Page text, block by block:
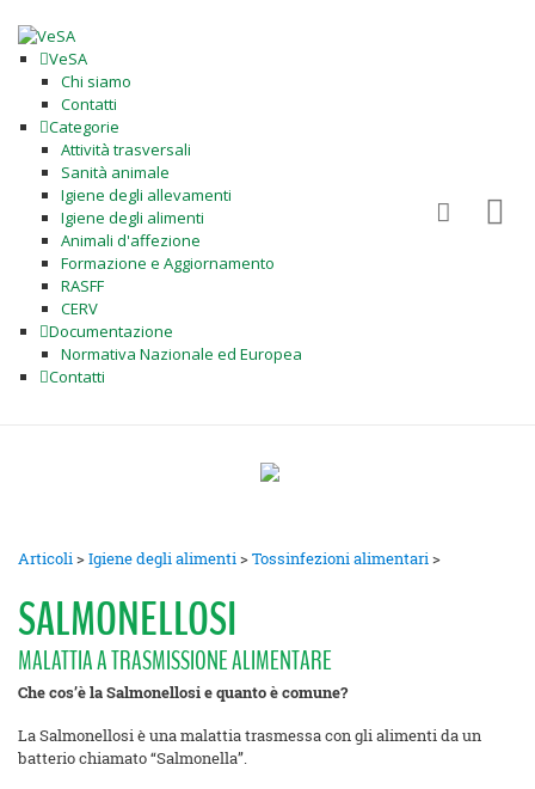
VeSA
Chi siamo
Contatti
Categorie
Attività trasversali
Sanità animale
Igiene degli allevamenti
Igiene degli alimenti
Animali d'affezione
Formazione e Aggiornamento
RASFF
CERV
Documentazione
Normativa Nazionale ed Europea
Contatti
Articoli>Igiene degli alimenti>Tossinfezioni alimentari>
SALMONELLOSI
MALATTIA A TRASMISSIONE ALIMENTARE
Che cos’è la Salmonellosi e quanto è comune?
La Salmonellosi è una malattia trasmessa con gli alimenti da un
batterio chiamato “Salmonella”.